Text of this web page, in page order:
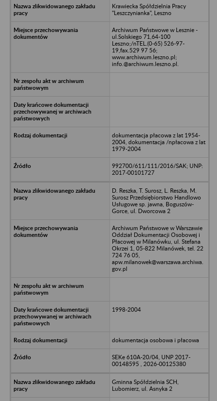
Krawiecka Spółdzielnia Pracy
"Leszczynianka", Leszno
Archiwum Państwowe w Lesznie -
ul.Solskiego 71,64-100
Leszno;/nTEL.(0-65) 526-97-
19,fax.529 97 56;
www.archiwum.leszno.pl;
info.@archiwum.leszno.pl.
dokumentacja płacowa z lat 1954-
2004, dokumentacja /npłacowa z lat
1979-2004
992700/611/111/2016/SAK; UNP:
2017-00101727
D. Reszka, T. Surosz, L. Reszka, M.
Surosz Przedsiębiorstwo Handlowo
Usługowe sp. jawna, Boguszów-
Gorce, ul. Dworcowa 2
Archiwum Państwowe w Warszawie
Oddział Dokumentacji Osobowej i
Płacowej w Milanówku, ul. Stefana
Okrzei 1, 05-822 Milanówek, tel. 22
724 76 05,
apw.milanowek@warszawa.archiwa.
gov.pl
1998-2004
dokumentacja osobowa i płacowa
SEKe 610A-20/04, UNP 2017-
00148595 , 2026-00125380
Gminna Spółdzielnia SCH,
Lubomierz, ul. Asnyka 2